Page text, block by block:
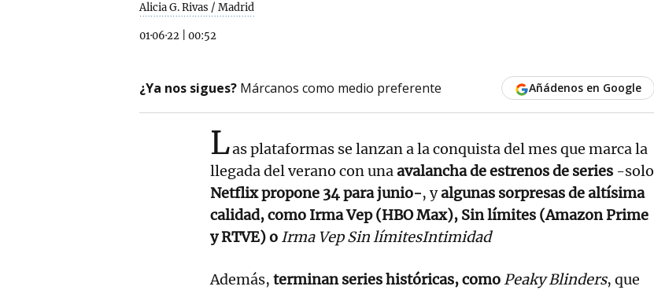
Alicia G. Rivas / Madrid
01·06·22 00:52
¿Ya nos sigues? Márcanos como medio preferente Añádenos en Google
Las plataformas se lanzan a la conquista del mes que marca la
llegada del verano con unaavalancha de estrenos de series -solo
Netflix propone 34 para junio-, yalgunas sorpresas de altísima
calidad, como Irma Vep (HBO Max), Sin límites (Amazon Prime
y RTVE) o Irma VepSin límitesIntimidad
Además, terminan series históricas, como Peaky Blinders, que